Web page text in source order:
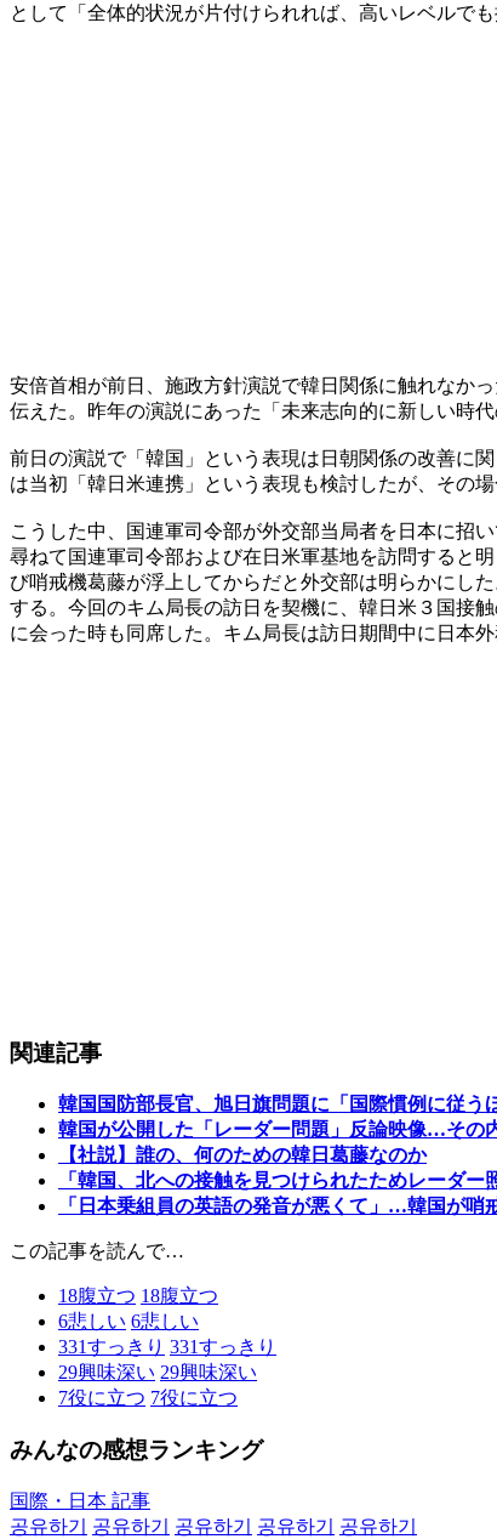
として「全体的状況が片付けられれば、高いレベルで
安倍首相が前日、施政方針演説で韓日関係に触れなか
伝えた。昨年の演説にあった「未来志向的に新しい時
前日の演説で「韓国」という表現は日朝関係の改善に
は当初「韓日米連携」という表現も検討したが、その
こうした中、国連軍司令部が外交部当局者を日本に招
尋ねて国連軍司令部および在日米軍基地を訪問すると
び哨戒機葛藤が浮上してからだと外交部は明らかにし
する。今回のキム局長の訪日を契機に、韓日米３国接
に会った時も同席した。キム局長は訪日期間中に日本
関連記事
韓国国防部長官、旭日旗問題に「国際慣例に従う
韓国が公開した「レーダー問題」反論映像…その
【社説】誰の、何のための韓日葛藤なのか
「韓国、北への接触を見つけられたためレーダ
「日本乗組員の英語の発音が悪くて」…韓国が哨
この記事を読んで…
18腹立つ 18腹立つ
6悲しい 6悲しい
331すっきり 331すっきり
29興味深い 29興味深い
7役に立つ 7役に立つ
みんなの感想ランキング
国際・日本 記事
공유하기
공유하기 공유하기 공유하기
공유하기